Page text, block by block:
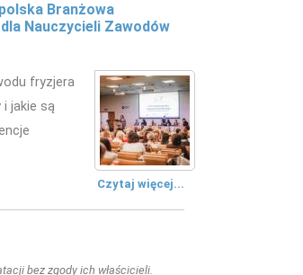
Branżowa
Nauczycieli Zawodów
fryzjera
jakie są
Czytaj więcej...
bez zgody ich właścicieli.